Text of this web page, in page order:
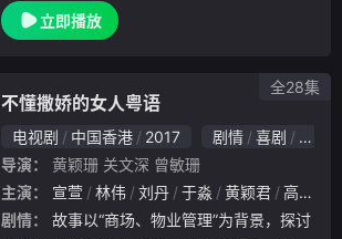
，与何问天成为合伙人，亦师亦友合作无间，
成为美国商界叱咤风云的狙击手。但后因分歧
立即播放
不懂撒娇的女人粤语
电视剧 中国香港 2017 剧情 喜剧
爱情
导演：
黄颖珊 关文深 曾敏珊
主演：
宣萱 林伟 刘丹 于淼 黄颖君
高海宁
剧情：
全28集